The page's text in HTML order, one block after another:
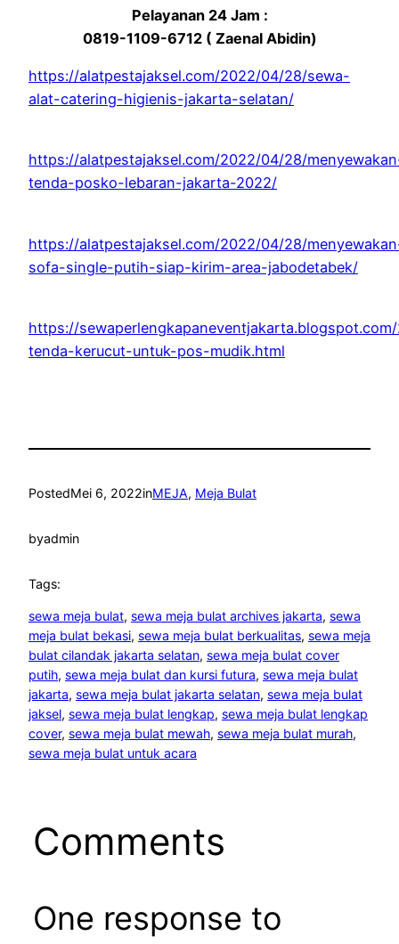
Pelayanan 24 Jam :
0819-1109-6712 ( Zaenal Abidin)
https://alatpestajaksel.com/2022/04/28/sewa-
alat-catering-higienis-jakarta-selatan/
https://alatpestajaksel.com/2022/04/28/
tenda-posko-lebaran-jakarta-2022/
https://alatpestajaksel.com/2022/04/28/
sofa-single-putih-siap-kirim-area-jabodetabek/
https://
tenda-kerucut-untuk-pos-mudik.html
PostedMei 6, 2022inMEJA, Meja Bulat
byadmin
Tags:
sewa meja bulat, sewa meja bulat archives jakarta, sewa
meja bulat bekasi, sewa meja bulat berkualitas, sewa meja
bulat cilandak jakarta selatan, sewa meja bulat cover
putih, sewa meja bulat dan kursi futura, sewa meja bulat
jakarta, sewa meja bulat jakarta selatan, sewa meja bulat
jaksel, sewa meja bulat lengkap, sewa meja bulat lengkap
cover, sewa meja bulat mewah, sewa meja bulat murah
sewa meja bulat untuk acara
Comments
One response to